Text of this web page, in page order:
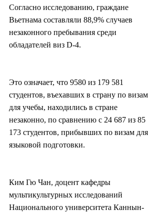
Согласно исследованию, граждане
Вьетнама составляли 88,9% случаев
незаконного пребывания среди
обладателей виз D-4.
Это означает, что 9580 из 179 581
студентов, въехавших в страну по визам
для учебы, находились в стране
незаконно, по сравнению с 24 687 из 85
173 студентов, прибывших по визам для
языковой подготовки.
Ким Гю Чан, доцент кафедры
мультикультурных исследований
Национального университета Каннын-